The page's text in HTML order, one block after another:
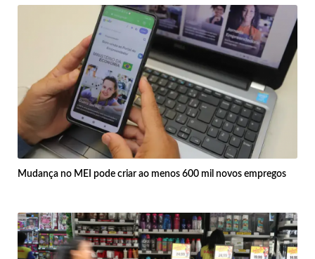
Mudança no MEI pode criar ao menos 600 mil novos empregos